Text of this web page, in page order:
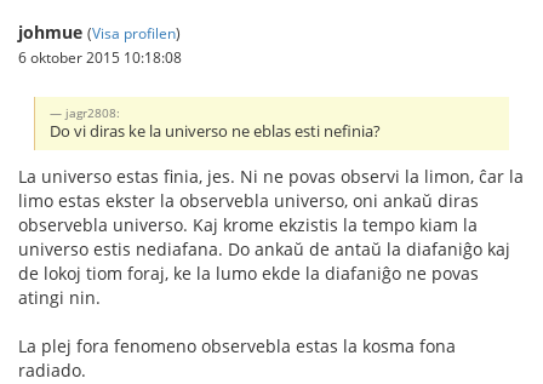
johmue (Visa profilen)
6 oktober 2015 10:18:08
jagr2808:
Do vi diras ke la universo ne eblas esti nefinia?
La universo estas finia, jes. Ni ne povas observi la limon, ĉar la
limo estas ekster la observebla universo, oni ankaŭ diras
observebla universo. Kaj krome ekzistis la tempo kiam la
universo estis nediafana. Do ankaŭ de antaŭ la diafaniĝo kaj
de lokoj tiom foraj, ke la lumo ekde la diafaniĝo ne povas
atingi nin.
La plej fora fenomeno observebla estas la kosma fona
radiado.